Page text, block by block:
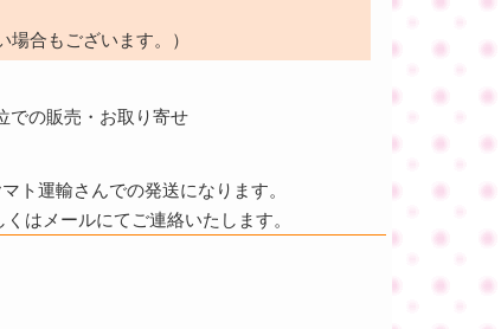
合もございます。）
の販売・お取り寄せ
ト運輸さんでの発送になります。
はメールにてご連絡いたします。